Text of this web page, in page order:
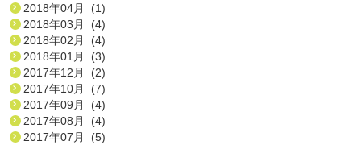
2018年04月 (1)
2018年03月 (4)
2018年02月 (4)
2018年01月 (3)
2017年12月 (2)
2017年10月 (7)
2017年09月 (4)
2017年08月 (4)
2017年07月 (5)